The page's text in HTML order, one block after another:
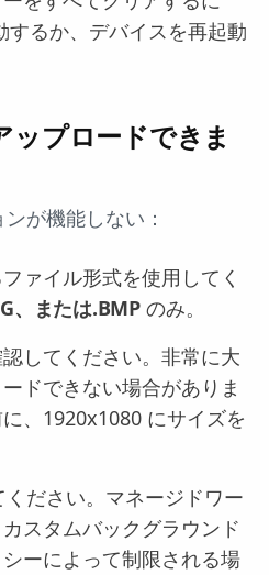
するか、デバイスを再起動
ップロードできま
が機能しない：
ァイル形式を使用してく
、または.BMPのみ。
してください。非常に大
ドできない場合がありま
、1920x1080 にサイズを
ださい。マネージドワー
スタムバックグラウンド
ーによって制限される場